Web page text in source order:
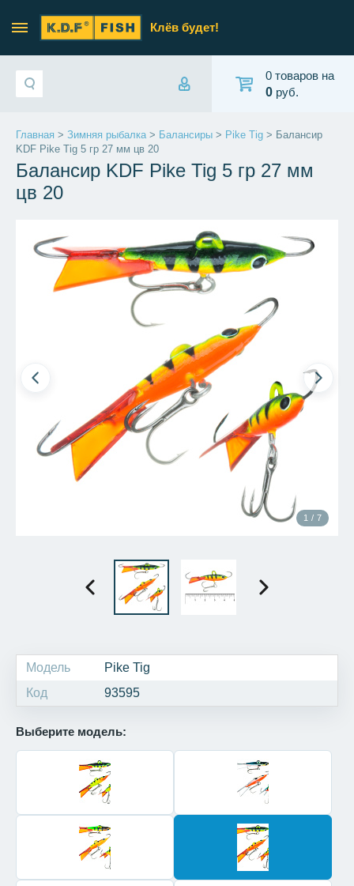
Клёв будет!
0 товаров на
0 руб.
Главная > Зимняя рыбалка> Балансиры > Pike Tig > Балансир
KDF Pike Tig 5 гр 27 мм цв 20
Балансир KDF Pike Tig 5 гр 27 мм
цв 20
1 / 7
Модель
Pike Tig
Код
93595
Выберите модель: